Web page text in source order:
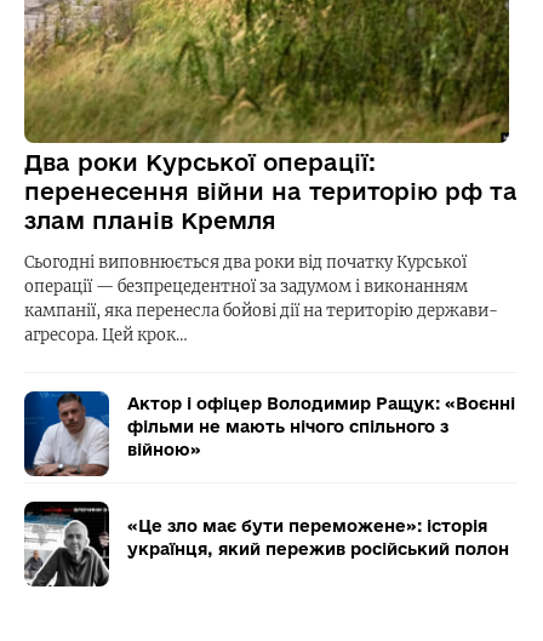
Два роки Курської операції:
перенесення війни на територію рф та
злам планів Кремля
Сьогодні виповнюється два роки від початку Курської
операції — безпрецедентної за задумом і виконанням
кампанії, яка перенесла бойові дії на територію держави-
агресора. Цей крок…
Актор і офіцер Володимир Ращук: «Воєнні
фільми не мають нічого спільного з
війною»
«Це зло має бути переможене»: історія
українця, який пережив російський полон